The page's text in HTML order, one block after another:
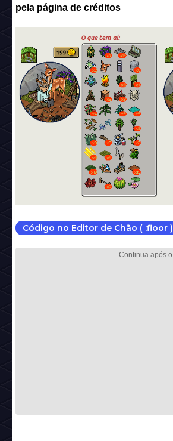
pela página de créditos
Código no Editor de Chão ( :floor )